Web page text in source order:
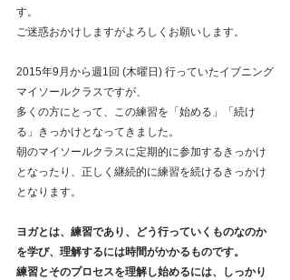
す。
ご迷惑おかけしますがよろしくお願いします。
2015年9月から週1回 (木曜日) 行っていたイブニング
マイソールクラスですが、
多くの方にとって、この練習を「始める」「続け
る」きっかけとなってきました。
朝のマイソールクラスに定期的に参加するきっかけ
となったり、正しく継続的に練習を続けるきっかけ
となります。
ヨガとは、練習であり、どう行っていくものなのか
を学び、理解するには時間がかかるものです。
練習とそのプロセスを理解し始めるには、しっかり